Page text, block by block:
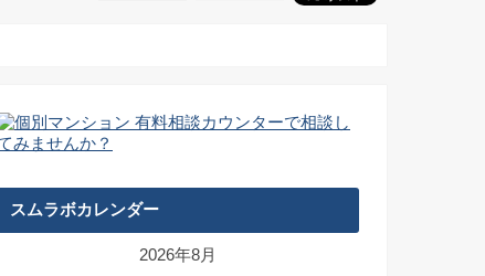
スムラボカレンダー
2026年8月